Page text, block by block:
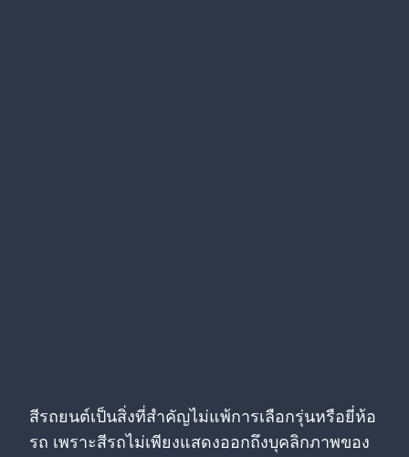
สีรถยนต์เป็นสิ่งที่สำคัญไม่แพ้การเลือกรุ่นหรือยี่ห้อ
รถ เพราะสีรถไม่เพียงแสดงออกถึงบุคลิกภาพของ